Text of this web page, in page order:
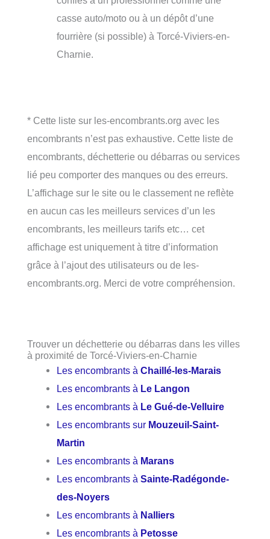
casse auto/moto ou à un dépôt d’une
fourrière (si possible) à Torcé-Viviers-en-
Charnie.
* Cette liste sur les-encombrants.org avec les
encombrants n’est pas exhaustive. Cette liste de
encombrants, déchetterie ou débarras ou services
lié peu comporter des manques ou des erreurs.
L’affichage sur le site ou le classement ne reflète
en aucun cas les meilleurs services d’un les
encombrants, les meilleurs tarifs etc… cet
affichage est uniquement à titre d’information
grâce à l’ajout des utilisateurs ou de les-
encombrants.org. Merci de votre compréhension.
Trouver un déchetterie ou débarras dans les villes
à proximité de Torcé-Viviers-en-Charnie
Les encombrants àChaillé-les-Marais
Les encombrants à Le Langon
Les encombrants à Le Gué-de-Velluire
Les encombrants sur Mouzeuil-Saint-
Martin
Les encombrants à Marans
Les encombrants àSainte-Radégonde-
des-Noyers
Les encombrants à Nalliers
Les encombrants à Petosse